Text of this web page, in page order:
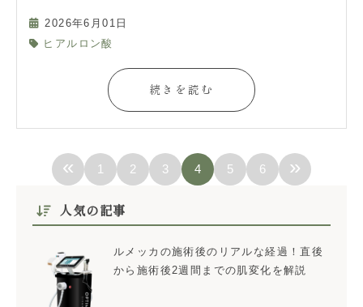
2026年6月01日
ヒアルロン酸
続きを読む
« 1 2 3 4 5 6 »
人気の記事
ルメッカの施術後のリアルな経過！直後
から施術後2週間までの肌変化を解説